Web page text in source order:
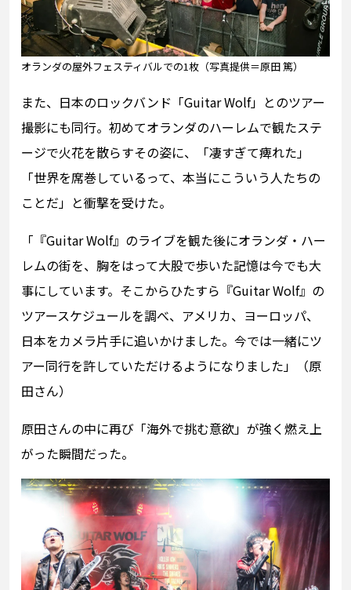
オランダの屋外フェスティバルでの1枚（写真提供＝原田 篤）
また、日本のロックバンド「Guitar Wolf」とのツアー
撮影にも同行。初めてオランダのハーレムで観たステ
ージで火花を散らすその姿に、「凄すぎて痺れた」
「世界を席巻しているって、本当にこういう人たちの
ことだ」と衝撃を受けた。
「『Guitar Wolf』のライブを観た後にオランダ・ハー
レムの街を、胸をはって大股で歩いた記憶は今でも大
事にしています。そこからひたすら『Guitar Wolf』の
ツアースケジュールを調べ、アメリカ、ヨーロッパ、
日本をカメラ片手に追いかけました。今では一緒にツ
アー同行を許していただけるようになりました」（原
田さん）
原田さんの中に再び「海外で挑む意欲」が強く燃え上
がった瞬間だった。